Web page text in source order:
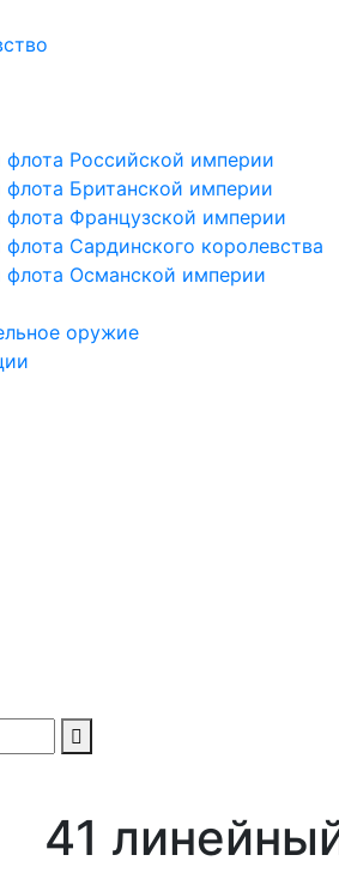
Российской империи
Британской империи
Французской империи
Сардинского королевства
Османской империи
оружие
41